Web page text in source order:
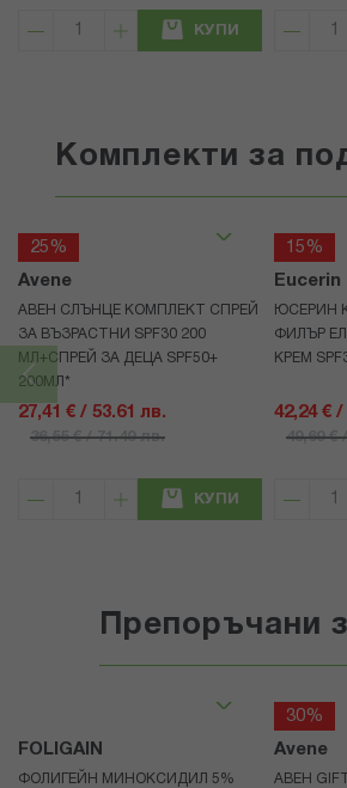
КУПИ
Комплекти за
25%
Avene
АВЕН СЛЪНЦЕ КОМПЛЕКТ СПРЕЙ
ЗА ВЪЗРАСТНИ SPF30 200
МЛ+СПРЕЙ ЗА ДЕЦА SPF50+
200МЛ*
27,41 € / 53.61 лв.
36,55 € / 71.49 лв.
КУПИ
15%
Eucerin
ЮСЕРИН
ФИЛЪР
КРЕМ
42,24 € /
49,69 €
Препоръчани
FOLIGAIN
ФОЛИГЕЙН МИНОКСИДИЛ 5%
30%
Avene
АВЕН